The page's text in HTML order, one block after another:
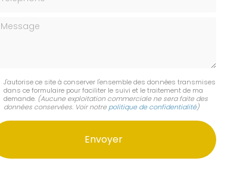
J'autorise ce site à conserver l'ensemble des données transmises
dans ce formulaire pour faciliter le suivi et le traitement de ma
demande. (Aucune exploitation commerciale ne sera faite des
données conservées. Voir notre politique de confidentialité)